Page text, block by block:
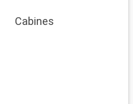
Cabines